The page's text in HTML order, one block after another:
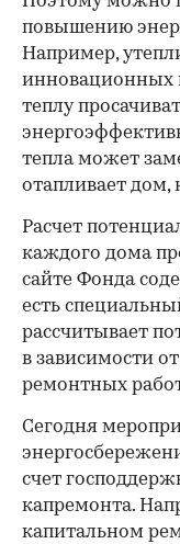
повышению
Например,
инновационных
теплу
тепла может
отапливает дом,
Расчет
каждого дома
сайте Фонда
есть
рассчитывает
в зависимости
ремонтных
Сегодня
счет
капремонта.
капитальном